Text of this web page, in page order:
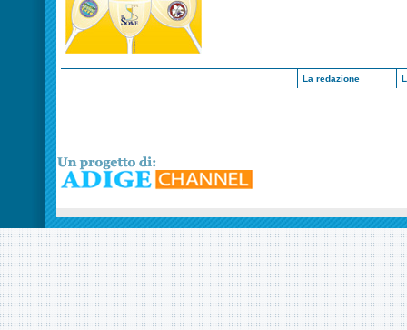
La redazione